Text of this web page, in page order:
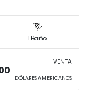
1 Baño
VENTA
DÓLARES AMERICANOS